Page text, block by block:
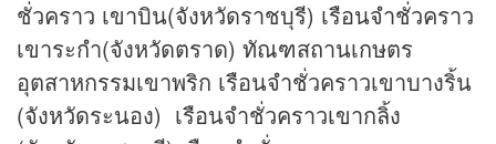
ชั่วคราว เขาบิน(จังหวัดราชบุรี) เรือนจำชั่วคราว
เขาระกำ(จังหวัดตราด) ทัณฑสถานเกษตร
อุตสาหกรรมเขาพริก เรือนจำชั่วคราวเขาบางริ้น
(จังหวัดระนอง) เรือนจำชั่วคราวเขากลิ้ง